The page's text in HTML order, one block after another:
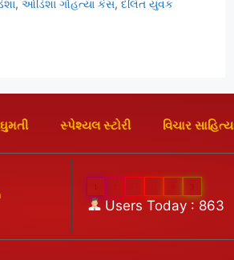
,ઓડિશા ગૌહત્યા કેસ,દલિત યુવક
સ્પેશ્યલ સ્ટોરી વિચાર સાહિત્ય
2 2
Users Today : 863